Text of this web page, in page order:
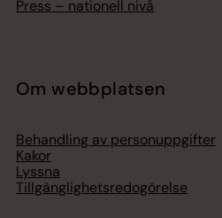
Press – nationell nivå
Om webbplatsen
Behandling av personuppgifter
Kakor
Lyssna
Tillgänglighetsredogörelse